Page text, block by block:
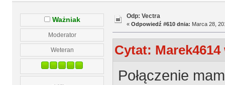
Ważniak
Moderator
Weteran
Odp: Vectra
« Odpowiedź #610 dnia: Marca 28,
Cytat: Marek4614
Połączenie